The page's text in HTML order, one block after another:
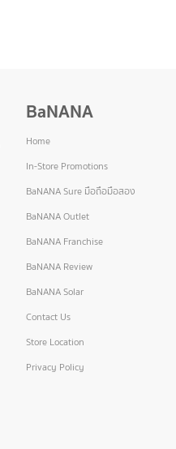
BaNANA
Home
In-Store Promotions
BaNANA Sure มือถือมือสอง
BaNANA Outlet
BaNANA Franchise
BaNANA Review
BaNANA Solar
Contact Us
Store Location
Privacy Policy